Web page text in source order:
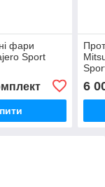
фари
Sport
6